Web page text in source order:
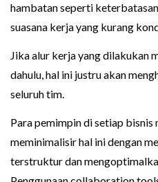
hambatan seperti
suasana kerja yang kurang
Jika alur kerja yang dilakukan
dahulu, hal ini justru akan
seluruh tim.
Para pemimpin di setiap bisnis
meminimalisir hal ini dengan
terstruktur dan